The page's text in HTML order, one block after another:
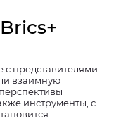
с представителями
взаимную
инструменты, с